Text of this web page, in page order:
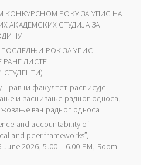
КОНКУРСНОМ РОКУ ЗА УПИС НА
АКАДЕМСКИХ СТУДИЈА ЗА
РОК ЗА УПИС
РАНГ ЛИСТЕ
Правни факултет расписује
и заснивање радног односа,
ван радног односа
and accountability of
and peer frameworks”,
June 2026, 5.00 – 6.00 PM, Room